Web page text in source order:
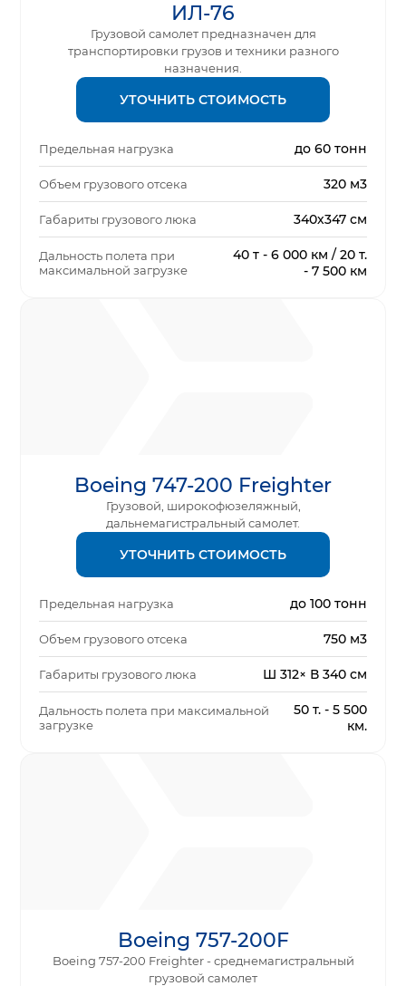
ИЛ-76
Грузовой самолет предназначен для
транспортировки грузов и техники разного
назначения.
УТОЧНИТЬ СТОИМОСТЬ
Предельная нагрузка до 60 тонн
Объем грузового отсека 320 м3
Габариты грузового люка 340х347 см
Дальность полета при
максимальной загрузке
40 т - 6 000 км / 20 т.
- 7 500 км
Boeing 747-200 Freighter
Грузовой, широкофюзеляжный,
дальнемагистральный самолет.
УТОЧНИТЬ СТОИМОСТЬ
Предельная нагрузка до 100 тонн
Объем грузового отсека 750 м3
Габариты грузового люка Ш 312× В 340 см
Дальность полета при максимальной
загрузке
50 т. - 5 500
км.
Boeing 757-200F
Boeing 757-200 Freighter - среднемагистральный
грузовой самолет